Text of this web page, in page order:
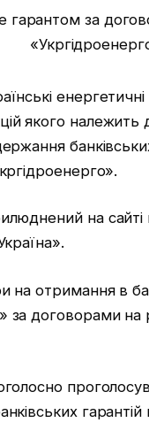
якого належить
на сайті
на отримання в
за договорами